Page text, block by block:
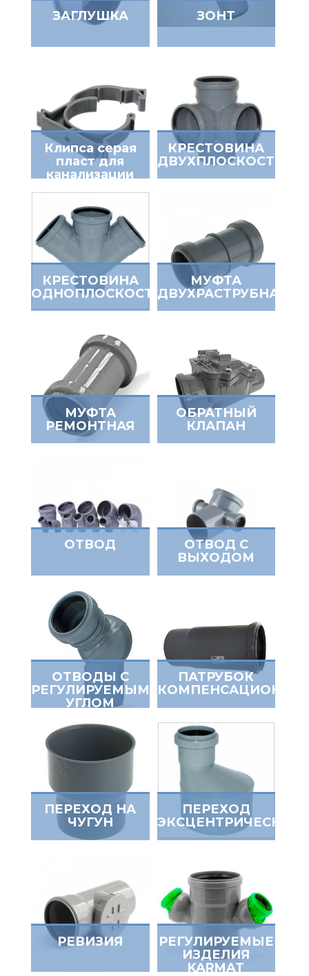
ЗАГЛУШКА ЗОНТ
Клипса серая
пласт для
канализации
КРЕСТОВИНА
ДВУХПЛОСКОСТНАЯ
КРЕСТОВИНА
ОДНОПЛОСКОСТНАЯ
МУФТА
ДВУХРАСТРУБНАЯ
МУФТА
РЕМОНТНАЯ
ОБРАТНЫЙ
КЛАПАН
ОТВОД
ОТВОД С
ВЫХОДОМ
ОТВОДЫ С
РЕГУЛИРУЕМЫМ
УГЛОМ
ПАТРУБОК
ПЕРЕХОД НА
ЧУГУН
ПЕРЕХОД
ЭКСЦЕНТРИЧЕСКИЙ
РЕВИЗИЯ
РЕГУЛИРУЕМЫЕ
ИЗДЕЛИЯ
KARMAT